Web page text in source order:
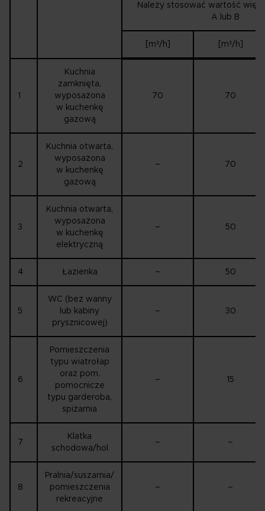
Należy stosować wartość
A lub B
[m³/h] [m³/h]
1
Kuchnia
zamknięta,
wyposażona
w kuchenkę
gazową
70 70
2
Kuchnia otwarta,
wyposażona
w kuchenkę
gazową
– 70
3
Kuchnia otwarta,
wyposażona
w kuchenkę
elektryczną
– 50
4 Łazienka – 50
5
WC (bez wanny
lub kabiny
prysznicowej)
– 30
6
Pomieszczenia
typu wiatrołap
oraz pom.
pomocnicze
typu garderoba,
spiżarnia
– 15
7
Klatka
schodowa/hol
– –
8
Pralnia/suszarnia/
pomieszczenia
rekreacyjne
– –